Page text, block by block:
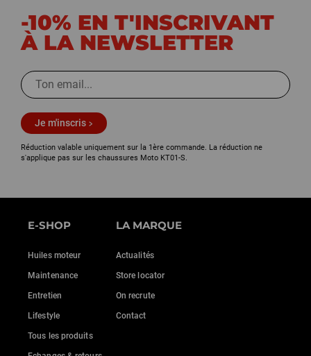
-10% EN T'INSCRIVANT
À LA NEWSLETTER
Je m'inscris
Réduction valable uniquement sur la 1ère commande. La réduction ne
s'applique pas sur les chaussures Moto KT01-S.
E-SHOP
Huiles moteur
Maintenance
Entretien
Lifestyle
Tous les produits
LA MARQUE
Actualités
Store locator
On recrute
Contact